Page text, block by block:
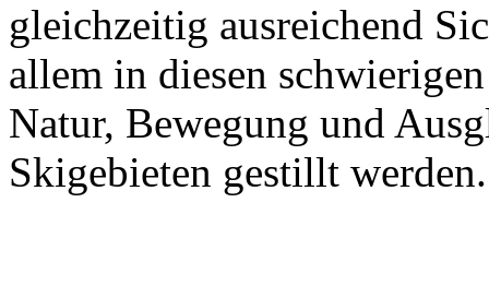
gleichzeitig ausreichend
allem in diesen
Natur, Bewegung und
Skigebieten gestillt werden.